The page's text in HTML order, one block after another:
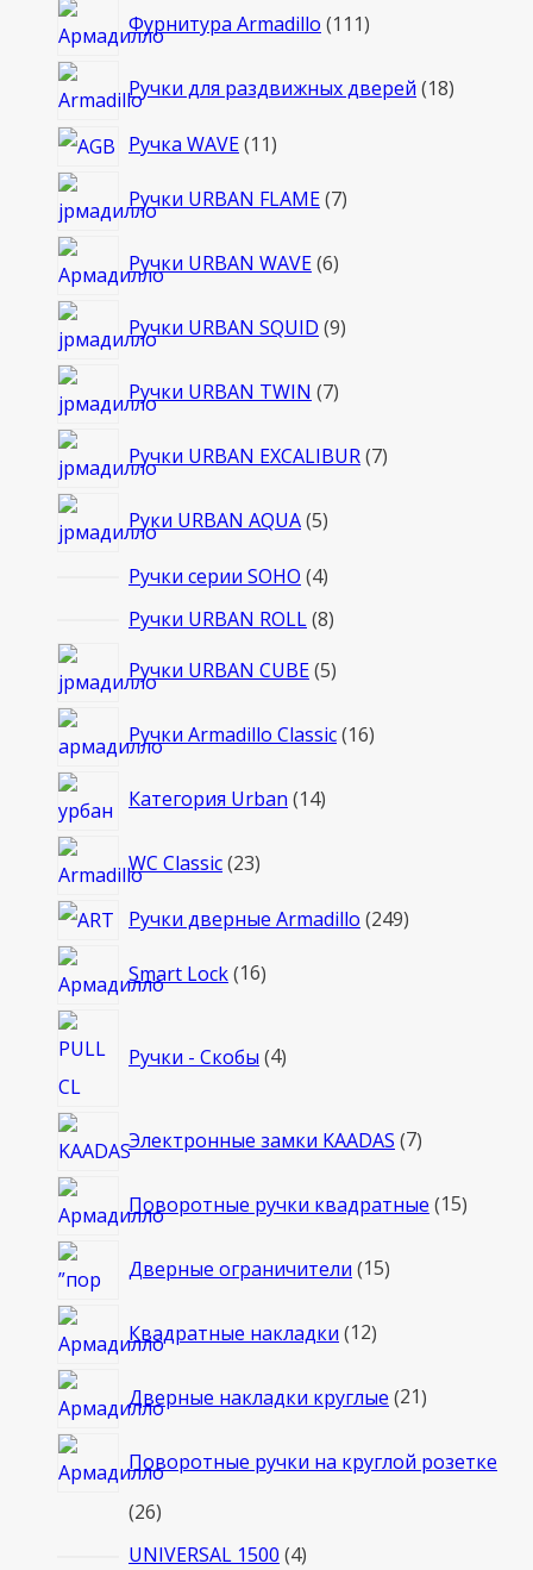
Фурнитура Armadillo 111111
Ручки для раздвижных дверей 1818
Ручка WAVE 1111
Ручки URBAN FLAME 77
Ручки URBAN WAVE 66
Ручки URBAN SQUID 99
Ручки URBAN TWIN 77
Ручки URBAN EXCALIBUR 77
Руки URBAN AQUA 55
Ручки серии SOHO 44
товара
Ручки URBAN ROLL 88
Ручки URBAN CUBE 55
Ручки Armadillo Classic 1616
Категория Urban 1414
WC Classic 2323
Ручки дверные Armadillo 249249
Smart Lock 1616
Ручки - Скобы 4товара
Электронные замки KAADAS 77
Поворотные ручки квадратные 1515
Дверные ограничители 1515
Квадратные накладки 1212
Дверные накладки круглые 2121
Поворотные ручки на круглой розетке
2626
товаров
UNIVERSAL 1500 44